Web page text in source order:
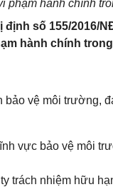
phạm hành chính
số 155/2016/
hành chính
vệ môi trường,
vực bảo vệ môi
trách nhiệm hữu